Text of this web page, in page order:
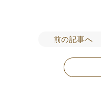
前の記事へ